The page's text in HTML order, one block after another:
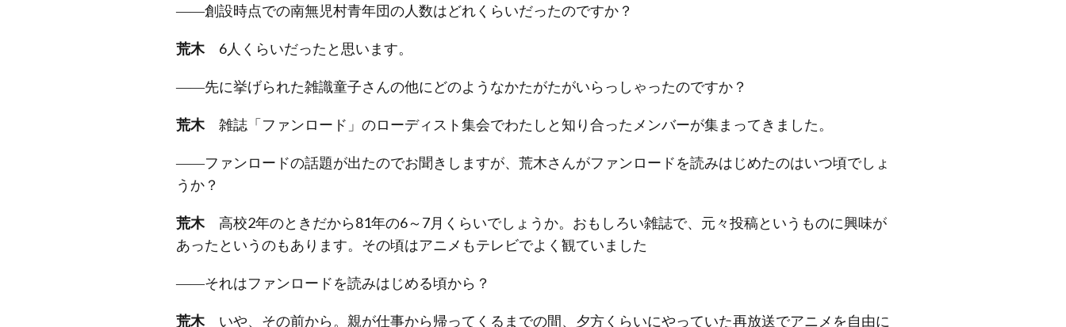
――創設時点での南無児村青年団の人数はどれくらいだったのですか？
荒木6人くらいだったと思います。
――先に挙げられた雑識童子さんの他にどのようなかたがたがいらっしゃったのですか？
荒木雑誌「ファンロード」のローディスト集会でわたしと知り合ったメンバーが集まってきました。
――ファンロードの話題が出たのでお聞きしますが、荒木さんがファンロードを読みはじめたのはいつ頃でしょ
うか？
荒木高校2年のときだから81年の6～7月くらいでしょうか。おもしろい雑誌で、元々投稿というものに興味が
あったというのもあります。その頃はアニメもテレビでよく観ていました
――それはファンロードを読みはじめる頃から？
荒木いや、その前から。親が仕事から帰ってくるまでの間、夕方くらいにやっていた再放送でアニメを自由に